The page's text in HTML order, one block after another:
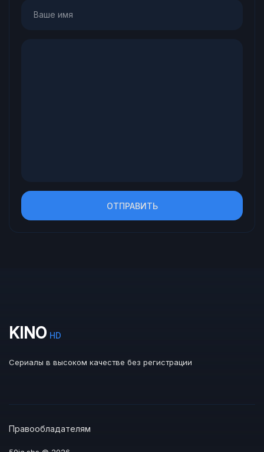
ОТПРАВИТЬ
KINO HD
Сериалы в высоком качестве без регистрации
Правообладателям